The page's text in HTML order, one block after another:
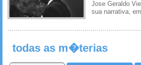
Jose Geraldo
sua narrativa,
todas as m�terias